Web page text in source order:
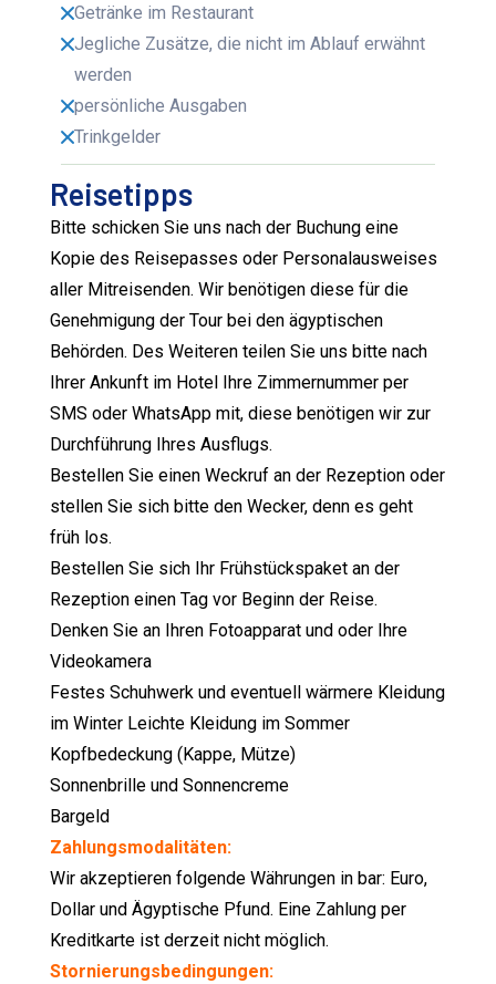
Getränke im Restaurant
Jegliche Zusätze, die nicht im Ablauf erwähnt
werden
persönliche Ausgaben
Trinkgelder
Reisetipps
Bitte schicken Sie uns nach der Buchung eine
Kopie des Reisepasses oder Personalausweises
aller Mitreisenden. Wir benötigen diese für die
Genehmigung der Tour bei den ägyptischen
Behörden. Des Weiteren teilen Sie uns bitte nach
Ihrer Ankunft im Hotel Ihre Zimmernummer per
SMS oder WhatsApp mit, diese benötigen wir zur
Durchführung Ihres Ausflugs.
Bestellen Sie einen Weckruf an der Rezeption oder
stellen Sie sich bitte den Wecker, denn es geht
früh los.
Bestellen Sie sich Ihr Frühstückspaket an der
Rezeption einen Tag vor Beginn der Reise.
Denken Sie an Ihren Fotoapparat und oder Ihre
Videokamera
Festes Schuhwerk und eventuell wärmere Kleidung
im Winter Leichte Kleidung im Sommer
Kopfbedeckung (Kappe, Mütze)
Sonnenbrille und Sonnencreme
Bargeld
Zahlungsmodalitäten:
Wir akzeptieren folgende Währungen in bar: Euro,
Dollar und Ägyptische Pfund. Eine Zahlung per
Kreditkarte ist derzeit nicht möglich.
Stornierungsbedingungen: